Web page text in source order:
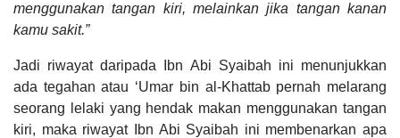
menggunakan tangan kiri, melainkan jika tangan kanan
kamu sakit.”
Jadi riwayat daripada Ibn Abi Syaibah ini menunjukkan
ada tegahan atau ‘Umar bin al-Khattab pernah melarang
seorang lelaki yang hendak makan menggunakan tangan
kiri, maka riwayat Ibn Abi Syaibah ini membenarkan apa